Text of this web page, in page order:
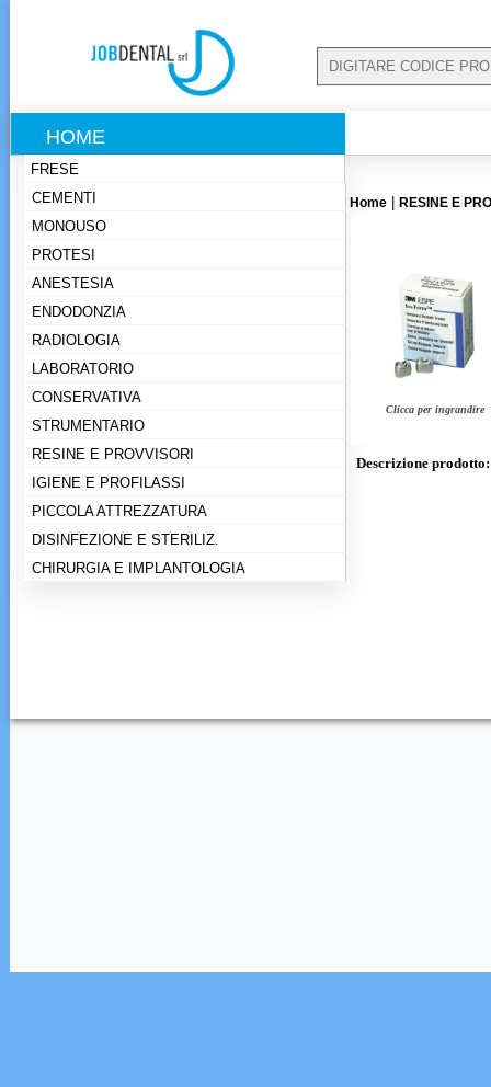
HOME
FRESE
CEMENTI
MONOUSO
PROTESI
ANESTESIA
ENDODONZIA
RADIOLOGIA
LABORATORIO
CONSERVATIVA
STRUMENTARIO
RESINE E PROVVISORI
IGIENE E PROFILASSI
PICCOLA ATTREZZATURA
DISINFEZIONE E STERILIZ.
CHIRURGIA E IMPLANTOLOGIA
Home RESINE E
Clicca per ingrandire
Descrizione prodotto: